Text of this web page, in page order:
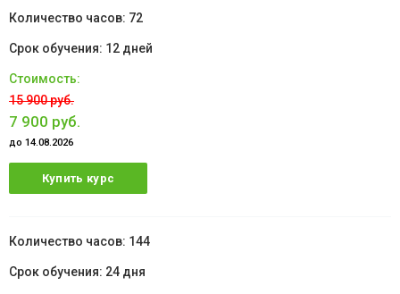
72
12 дней
15 900 руб.
7 900 руб.
до 14.08.2026
Купить курс
144
24 дня